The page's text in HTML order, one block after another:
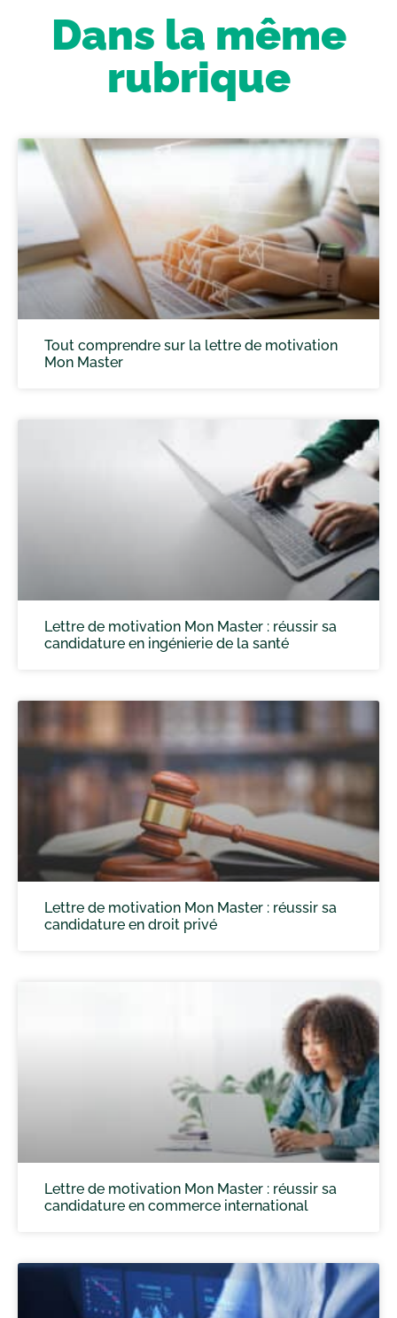
Dans la même
rubrique
Tout comprendre sur la lettre de motivation
Mon Master
Lettre de motivation Mon Master : réussir sa
candidature en ingénierie de la santé
Lettre de motivation Mon Master : réussir sa
candidature en droit privé
Lettre de motivation Mon Master : réussir sa
candidature en commerce international